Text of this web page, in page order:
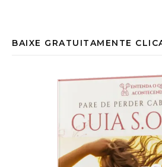
BAIXE GRATUITAMENTE